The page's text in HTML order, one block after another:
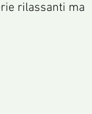
rilassanti ma